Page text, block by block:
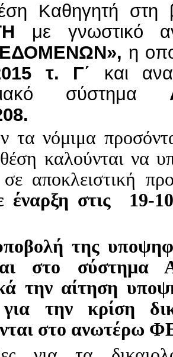
Καθηγητή στη
με γνωστικό
», η
τ. Γ΄ και
σύστημα
τα νόμιμα
καλούνται να
αποκλειστική
έναρξη στις
19-
της
στο
την αίτηση
την κρίση
στο ανωτέρω